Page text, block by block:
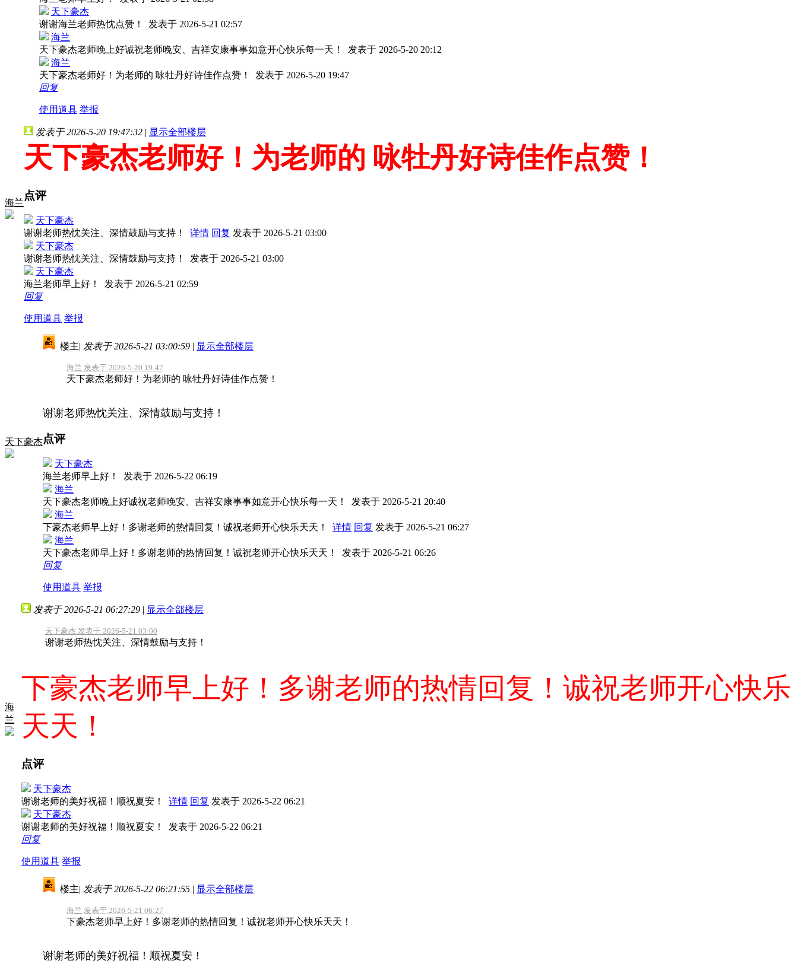
天下豪杰
谢谢海兰老师热忱点赞！ 发表于 2026-5-21 02:57
海兰
天下豪杰老师晚上好诚祝老师晚安、吉祥安康事事如意开心快乐每一天！ 发表于 2026-5-20 20:12
海兰
天下豪杰老师好！为老师的 咏牡丹好诗佳作点赞！ 发表于 2026-5-20 19:47
回复
使用道具 举报
海兰
发表于 2026-5-20 19:47:32 | 显示全部楼层
天下豪杰老师好！为老师的 咏牡丹好诗佳作点赞！
点评
天下豪杰
谢谢老师热忱关注、深情鼓励与支持！ 详情 回复 发表于 2026-5-21 03:00
天下豪杰
谢谢老师热忱关注、深情鼓励与支持！ 发表于 2026-5-21 03:00
天下豪杰
海兰老师早上好！ 发表于 2026-5-21 02:59
回复
使用道具 举报
天下豪杰
楼主| 发表于 2026-5-21 03:00:59 | 显示全部楼层
海兰 发表于 2026-5-20 19:47
天下豪杰老师好！为老师的 咏牡丹好诗佳作点赞！
谢谢老师热忱关注、深情鼓励与支持！
点评
天下豪杰
海兰老师早上好！ 发表于 2026-5-22 06:19
海兰
天下豪杰老师晚上好诚祝老师晚安、吉祥安康事事如意开心快乐每一天！ 发表于 2026-5-21 20:40
海兰
下豪杰老师早上好！多谢老师的热情回复！诚祝老师开心快乐天天！ 详情 回复 发表于 2026-5-21 06:27
海兰
天下豪杰老师早上好！多谢老师的热情回复！诚祝老师开心快乐天天！ 发表于 2026-5-21 06:26
回复
使用道具 举报
海
兰
发表于 2026-5-21 06:27:29 | 显示全部楼层
天下豪杰 发表于 2026-5-21 03:00
谢谢老师热忱关注、深情鼓励与支持！
下豪杰老师早上好！多谢老师的热情回复！诚祝老师开心快乐
天天！
点评
天下豪杰
谢谢老师的美好祝福！顺祝夏安！ 详情 回复 发表于 2026-5-22 06:21
天下豪杰
谢谢老师的美好祝福！顺祝夏安！ 发表于 2026-5-22 06:21
回复
使用道具 举报
楼主| 发表于 2026-5-22 06:21:55 | 显示全部楼层
海兰 发表于 2026-5-21 06:27
下豪杰老师早上好！多谢老师的热情回复！诚祝老师开心快乐天天！
谢谢老师的美好祝福！顺祝夏安！